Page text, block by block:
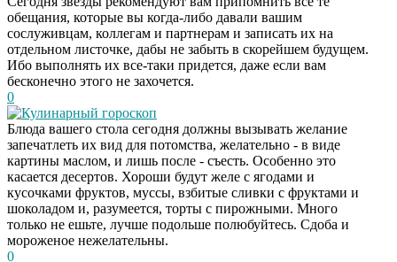
обещания, которые вы когда-либо давали вашим
сослуживцам, коллегам и партнерам и записать их на
отдельном листочке, дабы не забыть в скорейшем будущем.
Ибо выполнять их все-таки придется, даже если вам
бесконечно этого не захочется.
0
Кулинарный гороскоп
Блюда вашего стола сегодня должны вызывать желание
запечатлеть их вид для потомства, желательно - в виде
картины маслом, и лишь после - съесть. Особенно это
касается десертов. Хороши будут желе с ягодами и
кусочками фруктов, муссы, взбитые сливки с фруктами и
шоколадом и, разумеется, торты с пирожными. Много
только не ешьте, лучше подольше полюбуйтесь. Сдоба и
мороженое нежелательны.
0